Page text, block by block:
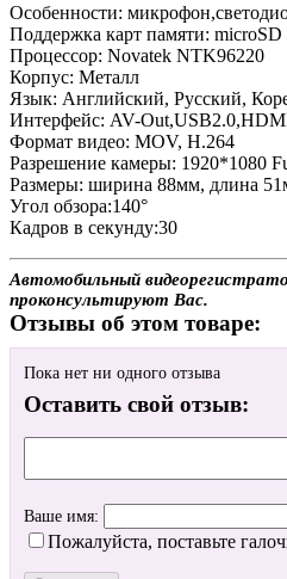
Особенности:
Поддержка карт памяти: microSD
Процессор: Novatek NTK96220
Корпус: Металл
Язык: Английский, Русский,
Интерфейс: AV-
Формат видео: MOV, H.264
Разрешение камеры: 1920*1080
Размеры: ширина 88мм, длина
Угол обзора:140°
Кадров в секунду:30
Автомобильный
проконсультируют Вас.
Отзывы об этом товаре:
Пока нет ни одного отзыва
Оставить свой отзыв:
Ваше имя:
Пожалуйста, поставьте